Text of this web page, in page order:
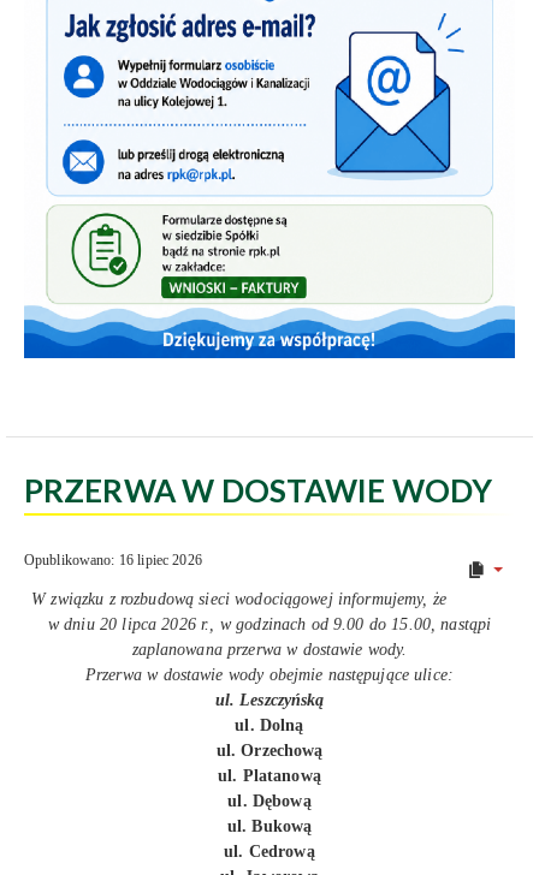
PRZERWA W DOSTAWIE WODY
Opublikowano: 16 lipiec 2026
W związku z rozbudową sieci wodociągowej informujemy, że
w dniu 20 lipca 2026 r., w godzinach od 9.00 do 15.00, nastąpi
zaplanowana przerwa w dostawie wody.
Przerwa w dostawie wody obejmie następujące ulice:
ul. Leszczyńską
ul. Dolną
ul. Orzechową
ul. Platanową
ul. Dębową
ul. Bukową
ul. Cedrową